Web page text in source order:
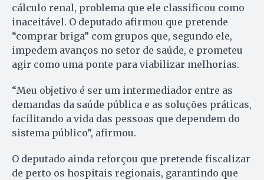
cálculo renal, problema que ele classificou como
inaceitável. O deputado afirmou que pretende
“comprar briga” com grupos que, segundo ele,
impedem avanços no setor de saúde, e prometeu
agir como uma ponte para viabilizar melhorias.
“Meu objetivo é ser um intermediador entre as
demandas da saúde pública e as soluções práticas,
facilitando a vida das pessoas que dependem do
sistema público”, afirmou.
O deputado ainda reforçou que pretende fiscalizar
de perto os hospitais regionais, garantindo que